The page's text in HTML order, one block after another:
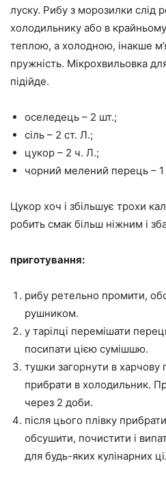
луску. Рибу з морозилки слід
холодильнику або в
теплою, а холодною, інакше
пружність. Мікрохвильовка
підійде.
оселедець – 2 шт.;
сіль – 2 ст. Л.;
цукор – 2 ч. Л.;
чорний мелений перець –
Цукор хоч і збільшує трохи
робить смак більш ніжним і
приготування:
рибу ретельно промити,
рушником.
у тарілці перемішати
посипати цією сумішшю.
тушки загорнути в харчову
прибрати в холодильник.
через 2 доби.
після цього плівку
обсушити, почистити і
для будь-яких кулінарних